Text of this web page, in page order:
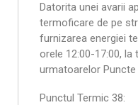
Datorita unei avarii
termoficare de pe
furnizarea energiei
orele 12:00-17:00,
urmatoarelor Puncte
Punctul Termic 38: